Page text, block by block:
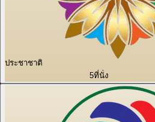
ประชาชาติ
5ที่นั่ง